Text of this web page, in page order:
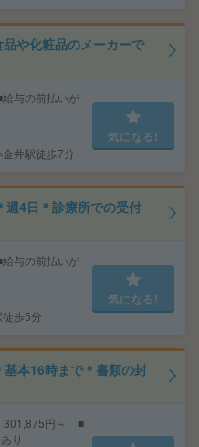
や化粧品のメーカーで
与の前払いが
井駅徒歩7分
気になる!
週4日＊診療所での受付
与の前払いが
歩5分
気になる!
本16時まで＊書類の封
301,875円～ ■
り